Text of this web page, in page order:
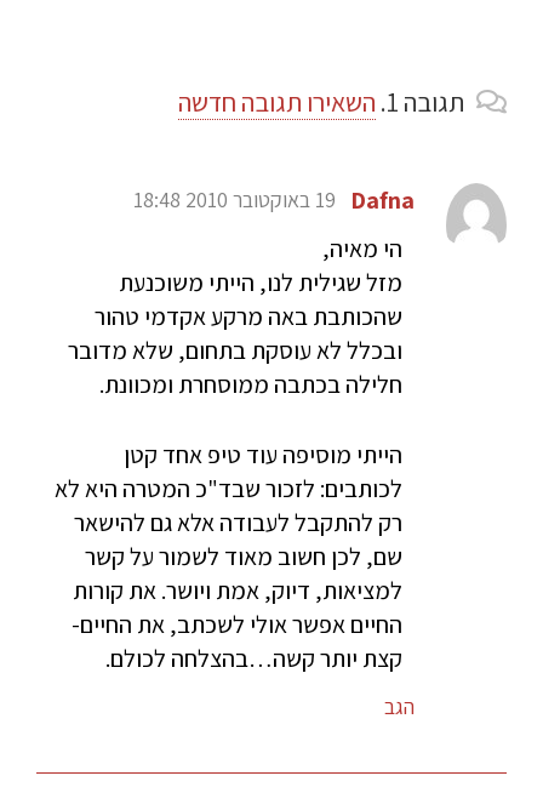
תגובה השאירו תגובה חדשה
Dafna 19 באוקטובר 2010 18:48
הי מאיה,
מזל שגילית לנו, הייתי משוכנעת
שהכותבת באה מרקע אקדמי טהור
ובכלל לא עוסקת בתחום, שלא מדובר
חלילה בכתבה ממוסחרת ומכוונת.
הייתי מוסיפה עוד טיפ אחד קטן
לכותבים: לזכור שבד"כ המטרה היא לא
רק להתקבל לעבודה אלא גם להישאר
שם, לכן חשוב מאוד לשמור על קשר
למציאות, דיוק, אמת ויושר. את קורות
החיים אפשר אולי לשכתב, את החיים-
קצת יותר קשה…בהצלחה לכולם.
הגב